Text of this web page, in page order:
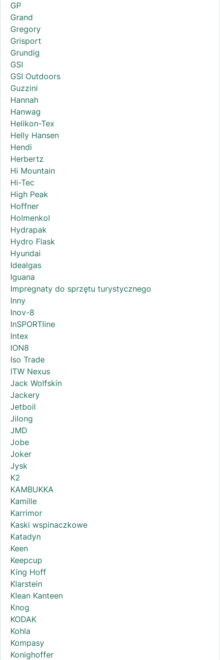
GP
Grand
Gregory
Grisport
Grundig
GSI
GSI Outdoors
Guzzini
Hannah
Hanwag
Helikon-Tex
Helly Hansen
Hendi
Herbertz
Hi Mountain
Hi-Tec
High Peak
Hoffner
Holmenkol
Hydrapak
Hydro Flask
Hyundai
Idealgas
Iguana
Impregnaty do sprzętu turystycznego
Inny
Inov-8
InSPORTline
Intex
ION8
Iso Trade
ITW Nexus
Jack Wolfskin
Jackery
Jetboil
Jilong
JMD
Jobe
Joker
Jysk
K2
KAMBUKKA
Kamille
Karrimor
Kaski wspinaczkowe
Katadyn
Keen
Keepcup
King Hoff
Klarstein
Klean Kanteen
Knog
KODAK
Kohla
Kompasy
Konighoffer